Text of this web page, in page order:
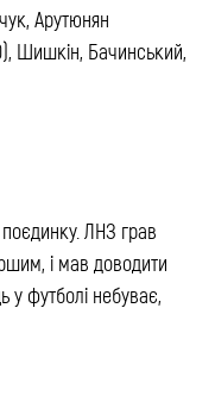
Арутюнян
Шишкін, Бачинський,
ЛНЗ грав
і мав доводити
у футболі небуває,